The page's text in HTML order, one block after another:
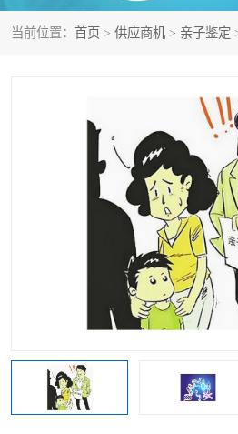
当前位置： 首页 > 供应商机 > 亲子鉴定